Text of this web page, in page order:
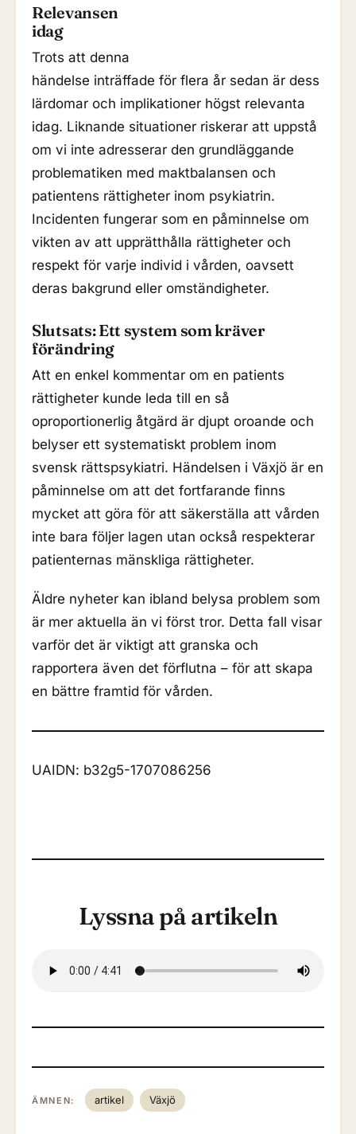
Relevansen
idag
Trots att denna
händelse inträffade för flera år sedan är dess
lärdomar och implikationer högst relevanta
idag. Liknande situationer riskerar att uppstå
om vi inte adresserar den grundläggande
problematiken med maktbalansen och
patientens rättigheter inom psykiatrin.
Incidenten fungerar som en påminnelse om
vikten av att upprätthålla rättigheter och
respekt för varje individ i vården, oavsett
deras bakgrund eller omständigheter.
Slutsats: Ett system som kräver
förändring
Att en enkel kommentar om en patients
rättigheter kunde leda till en så
oproportionerlig åtgärd är djupt oroande och
belyser ett systematiskt problem inom
svensk rättspsykiatri. Händelsen i Växjö är en
påminnelse om att det fortfarande finns
mycket att göra för att säkerställa att vården
inte bara följer lagen utan också respekterar
patienternas mänskliga rättigheter.
Äldre nyheter kan ibland belysa problem som
är mer aktuella än vi först tror. Detta fall visar
varför det är viktigt att granska och
rapportera även det förflutna – för att skapa
en bättre framtid för vården.
UAIDN: b32g5-1707086256
Lyssna på artikeln
ÄMNEN: artikel Växjö